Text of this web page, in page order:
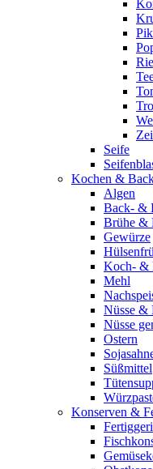
Seife
Kochen &
Algen
Back- &
Brühe &
Gewürze
Koch- &
Mehl
Nüsse &
Nüsse
Ostern
Süßmittel
Konserven &